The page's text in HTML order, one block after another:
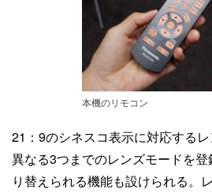
本機のリモコン
21：9のシネスコ表示に対応するレ
異なる3つまでのレンズモードを
り替えられる機能も設けられる。